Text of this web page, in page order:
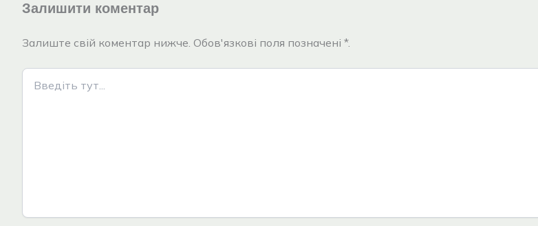
Залишити коментар
Залиште свій коментар нижче. Обов'язкові поля позначені *.
Введіть
тут...